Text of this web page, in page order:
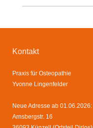
Kontakt
Praxis für Osteopathie
Yvonne Lingenfelder
Neue Adresse ab 01.06.2026:
Arnsbergstr. 16